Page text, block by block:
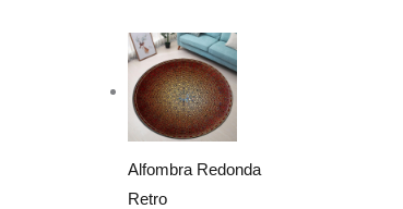
Alfombra Redonda
Retro